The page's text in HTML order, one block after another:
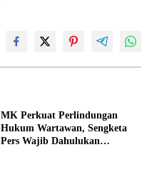
MK Perkuat Perlindungan
Hukum Wartawan, Sengketa
Pers Wajib Dahulukan